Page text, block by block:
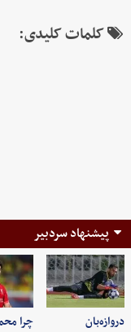
کلمات کلیدی:
پیشنهاد سردبیر
دروازه‌بان چرا